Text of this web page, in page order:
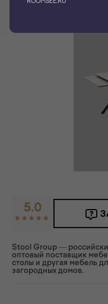
5.0
Stool Group —
оптовый поставщик
столы и другая мебель
загородных домов.